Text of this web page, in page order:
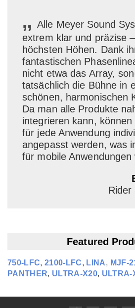
„ Alle Meyer Sound
extrem klar und präzise
höchsten Höhen. Dank
fantastischen
nicht etwa das Array,
tatsächlich die Bühne in
schönen, harmonischen
Da man alle Produkte
integrieren kann,
für jede Anwendung
angepasst werden, was
für mobile Anwendungen
Rider
Featured
750‑LFC,2100‑LFC, LINA,
PANTHER, ULTRA‑X20,